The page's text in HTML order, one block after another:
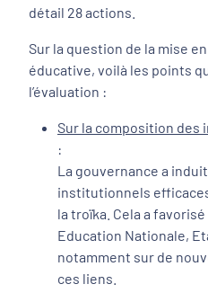
détail 28 actions.
Sur la question de la mise
éducative, voilà les points
l’évaluation :
Sur la composition des
:
La gouvernance a
institutionnels
la troïka. Cela a
Education Nationale,
notamment sur de
ces liens.